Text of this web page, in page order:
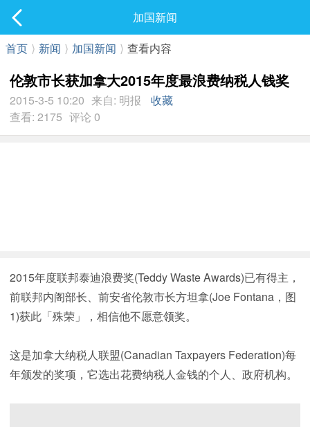
最新发表
加国新闻
首页 ⟩ 新闻 ⟩ 加国新闻 ⟩ 查看内容
伦敦市长获加拿大2015年度最浪费纳税人钱奖
2015-3-5 10:20 来自: 明报
收藏
查看: 2175 评论 0
2015年度联邦泰迪浪费奖(Teddy Waste Awards)已有得主，
前联邦内阁部长、前安省伦敦市长方坦拿(Joe Fontana，图
1)获此「殊荣」，相信他不愿意领奖。
这是加拿大纳税人联盟(Canadian Taxpayers Federation)每
年颁发的奖项，它选出花费纳税人金钱的个人、政府机构。